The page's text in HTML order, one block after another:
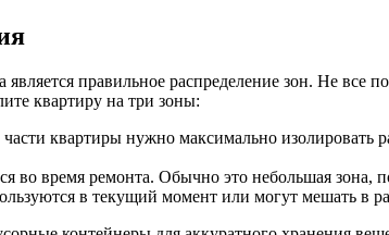
правильное распределение зон. Не
квартиру на три зоны:
квартиры нужно максимально
во время ремонта. Обычно это небольшая зона,
в текущий момент или могут мешать в